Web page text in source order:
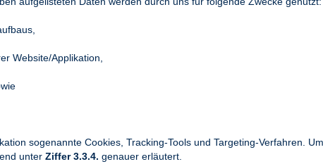
Website/Applikation,
sogenannte Cookies, Tracking-Tools und Targeting-Verfahren.
unter Ziffer 3.3.4. genauer erläutert.